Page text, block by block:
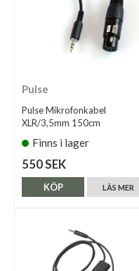
Pulse
Pulse Mikrofonkabel
XLR/3,5mm 150cm
Finns i lager
550 SEK
LÄS MER
KÖP